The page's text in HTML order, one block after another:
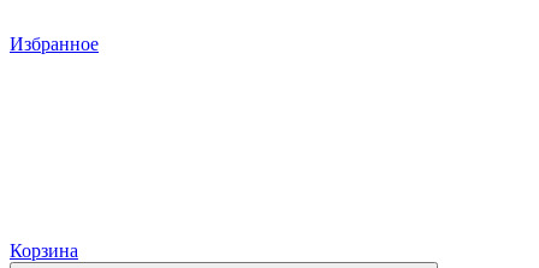
Избранное
Корзина